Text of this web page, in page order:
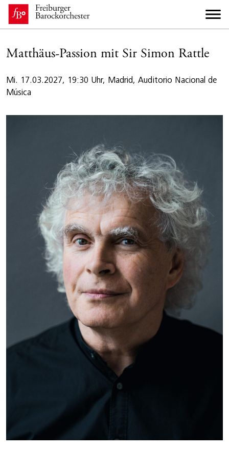
Matthäus-Passion mit Sir Simon Rattle
Mi. 17.03.2027, 19:30 Uhr, Madrid, Auditorio Nacional de
Música